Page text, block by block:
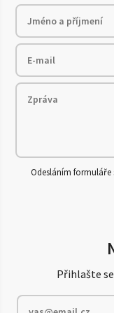
Odesláním formuláře
Přihlašte